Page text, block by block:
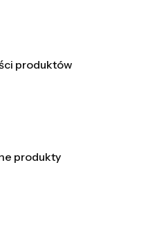
produktów
produkty